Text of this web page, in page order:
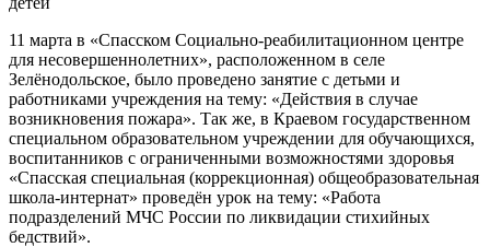
11 марта в «Спасском Социально-реабилитационном центре
для несовершеннолетних», расположенном в селе
Зелёнодольское, было проведено занятие с детьми и
работниками учреждения на тему: «Действия в случае
возникновения пожара». Так же, в Краевом государственном
специальном образовательном учреждении для обучающихся,
воспитанников с ограниченными возможностями здоровья
«Спасская специальная (коррекционная) общеобразовательная
школа-интернат» проведён урок на тему: «Работа
подразделений МЧС России по ликвидации стихийных
бедствий».